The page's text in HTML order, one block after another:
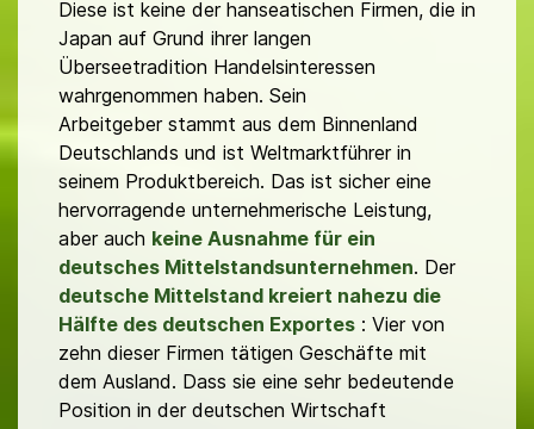
Diese ist keine der hanseatischen Firmen, die in
Japan auf Grund ihrer langen
Überseetradition Handelsinteressen
wahrgenommen haben. Sein
Arbeitgeber stammt aus dem Binnenland
Deutschlands und ist Weltmarktführer in
seinem Produktbereich. Das ist sicher eine
hervorragende unternehmerische Leistung,
aber auch keine Ausnahme für ein
deutsches Mittelstandsunternehmen. Der
deutsche Mittelstand kreiert nahezu die
Hälfte des deutschen Exportes : Vier von
zehn dieser Firmen tätigen Geschäfte mit
dem Ausland. Dass sie eine sehr bedeutende
Position in der deutschen Wirtschaft